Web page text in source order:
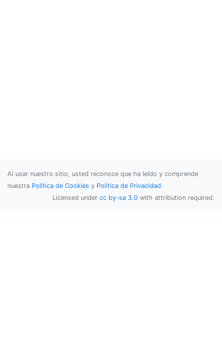
Al usar nuestro sitio, usted reconoce que ha leído y comprende
nuestra Política de Cookies y Política de Privacidad.
Licensed under cc by-sa 3.0 with attribution required.